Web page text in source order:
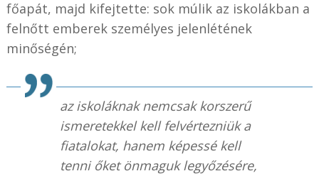
főapát, majd kifejtette: sok múlik az iskolákban a
felnőtt emberek személyes jelenlétének
minőségén;
az iskoláknak nemcsak korszerű
ismeretekkel kell felvértezniük a
fiatalokat, hanem képessé kell
tenni őket önmaguk legyőzésére,